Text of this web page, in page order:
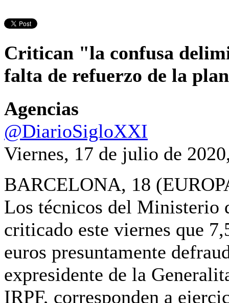
Critican "la confusa
falta de refuerzo de la
Agencias
@DiarioSigloXXI
Viernes, 17 de julio de
BARCELONA, 18
Los técnicos del Ministerio
criticado este viernes que
euros presuntamente
expresidente de la
IRPF, corresponden a